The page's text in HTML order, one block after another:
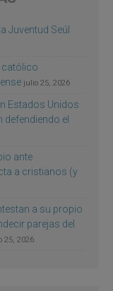
Juventud Seúl
católico
julio 25, 2026
Estados Unidos
defendiendo el
ante
a cristianos (y
a su propio
parejas del
25, 2026